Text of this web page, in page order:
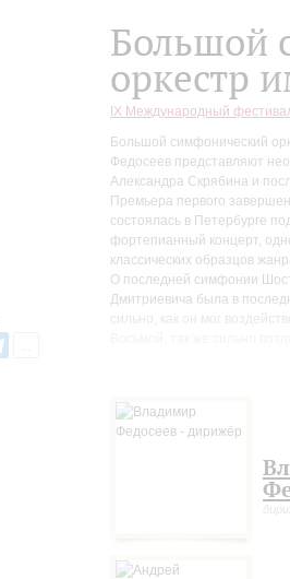
Большой
оркестр
IX Международный
Большой симфонический
Федосеев представляют
Александра Скрябина и
Премьера первого
состоялась в Петербурге
фортепианный концерт,
классических образцов
О последней симфонии
Дмитриевича была в
сильно, как он мог
собрании его сочинений. К
постижение, я бы сказал,